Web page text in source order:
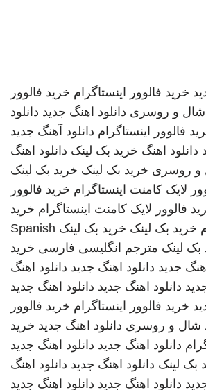
خرید فالوور اینستاگرام خرید فالوور
شال و روسری دانلود اهنگ جدید دانلود
فالوور اینستاگرام دانلود آهنگ جدید
دانلود اهنگ خرید بک لینک دانلود اهنگ
و روسری خرید بک لینک خرید بک لینک
لایک کامنت اینستاگرام خرید فالوور
فالوور لایک کامنت اینستاگرام خرید
خرید بک لینک خرید بک لینک Spanish
بک لینک مترجم انگلیسی فارسی خرید
جدید دانلود اهنگ جدید دانلود اهنگ
دانلود اهنگ جدید دانلود اهنگ جدید
خرید فالوور اینستاگرام خرید فالوور
شال و روسری دانلود اهنگ جدید خرید
دانلود اهنگ جدید دانلود اهنگ جدید
بک لینک دانلود اهنگ جدید دانلود اهنگ
دانلود اهنگ جدید دانلود اهنگ جدید